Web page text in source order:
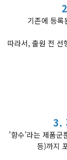
기존에 등록
따라서, 출원 전 선
3.
'향수'라는 제품군
등)까지